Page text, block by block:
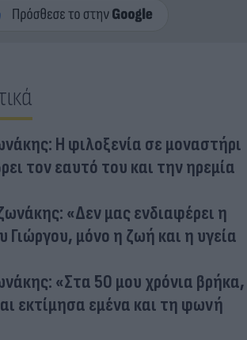
Η φιλοξενία σε μοναστήρι
τον εαυτό του και την ηρεμία
«Δεν μας ενδιαφέρει η
Γιώργου, μόνο η ζωή και η υγεία
«Στα 50 μου χρόνια βρήκα,
εκτίμησα εμένα και τη φωνή